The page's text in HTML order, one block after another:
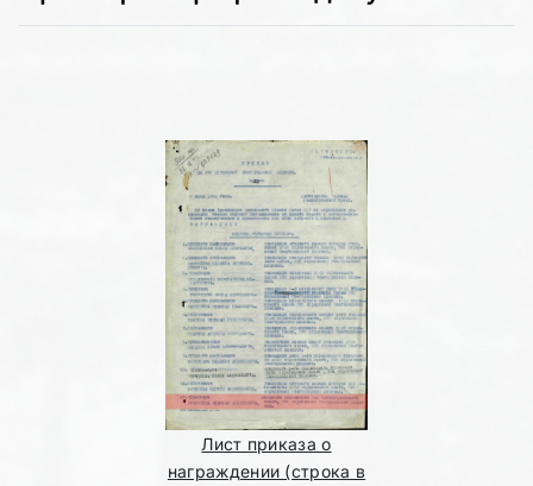
Лист приказа о
награждении (строка в